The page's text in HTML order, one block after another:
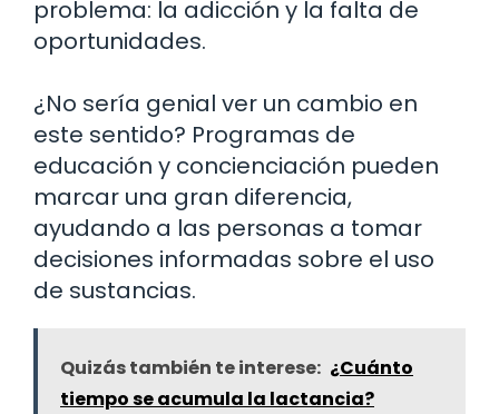
problema: la adicción y la falta de
oportunidades.
¿No sería genial ver un cambio en
este sentido? Programas de
educación y concienciación pueden
marcar una gran diferencia,
ayudando a las personas a tomar
decisiones informadas sobre el uso
de sustancias.
Quizás también te interese: ¿Cuánto
tiempo se acumula la lactancia?